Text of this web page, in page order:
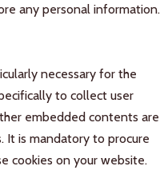
any personal information.
necessary for the
to collect user
embedded contents are
It is mandatory to procure
cookies on your website.